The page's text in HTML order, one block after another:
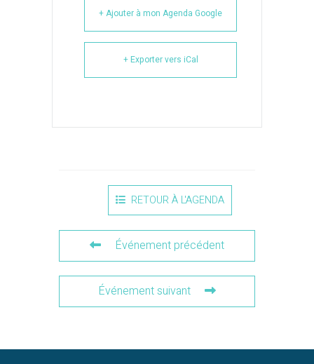
+ Ajouter à mon Agenda Google
+ Exporter vers iCal
RETOUR À L'AGENDA
Événement précédent
Événement suivant